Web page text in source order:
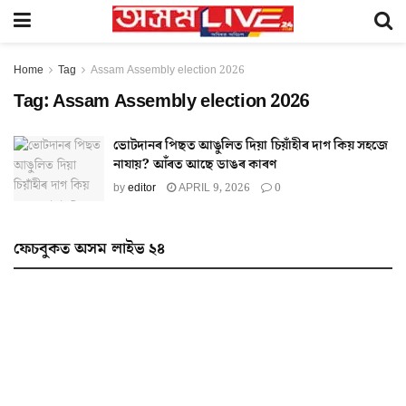
Home Tag Assam Assembly election 2026
Tag:Assam Assembly election 2026
ভোটদানৰ পিছত আঙুলিত দিয়া চিয়াঁহীৰ দাগ কিয় সহজে
নাযায়? আঁৰত আছে ডাঙৰ কাৰণ
byeditor APRIL 9, 2026 0
ফেচবুকত অসম লাইভ ২৪